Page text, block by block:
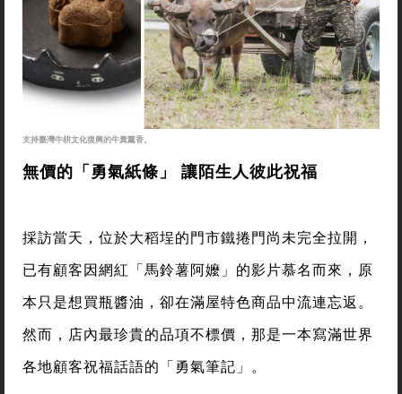
支持臺灣牛耕文化復興的牛糞薰香。
無價的「勇氣紙條」 讓陌生人彼此祝福
採訪當天，位於大稻埕的門市鐵捲門尚未完全拉開，
已有顧客因網紅「馬鈴薯阿嬤」的影片慕名而來，原
本只是想買瓶醬油，卻在滿屋特色商品中流連忘返。
然而，店內最珍貴的品項不標價，那是一本寫滿世界
各地顧客祝福話語的「勇氣筆記」。